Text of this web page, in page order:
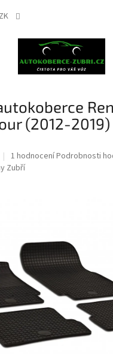
(2012-2019)
Průměrné
hodnocení
1 hodnoceníPodrobnosti
Zubří